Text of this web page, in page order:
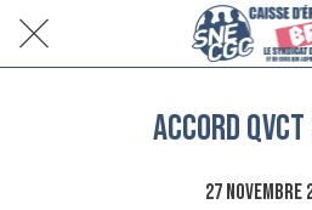
Accord
27 novembre